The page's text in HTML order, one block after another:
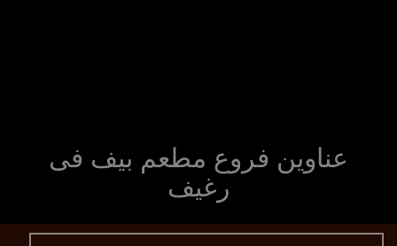
عناوين فروع مطعم بيف فى
رغيف